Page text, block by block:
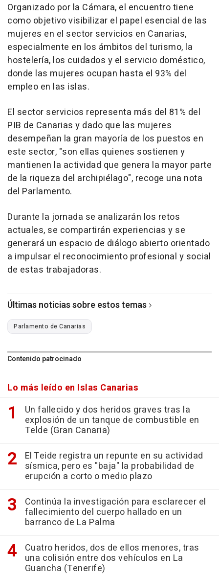
Organizado por la Cámara, el encuentro tiene
como objetivo visibilizar el papel esencial de las
mujeres en el sector servicios en Canarias,
especialmente en los ámbitos del turismo, la
hostelería, los cuidados y el servicio doméstico,
donde las mujeres ocupan hasta el 93% del
empleo en las islas.
El sector servicios representa más del 81% del
PIB de Canarias y dado que las mujeres
desempeñan la gran mayoría de los puestos en
este sector, "son ellas quienes sostienen y
mantienen la actividad que genera la mayor parte
de la riqueza del archipiélago", recoge una nota
del Parlamento.
Durante la jornada se analizarán los retos
actuales, se compartirán experiencias y se
generará un espacio de diálogo abierto orientado
a impulsar el reconocimiento profesional y social
de estas trabajadoras.
Últimas noticias sobre estos temas
Parlamento de Canarias
Contenido patrocinado
Lo más leído en Islas Canarias
Un fallecido y dos heridos graves tras la
explosión de un tanque de combustible en
Telde (Gran Canaria)
El Teide registra un repunte en su actividad
sísmica, pero es "baja" la probabilidad de
erupción a corto o medio plazo
Continúa la investigación para esclarecer el
fallecimiento del cuerpo hallado en un
barranco de La Palma
Cuatro heridos, dos de ellos menores, tras
una colisión entre dos vehículos en La
Guancha (Tenerife)